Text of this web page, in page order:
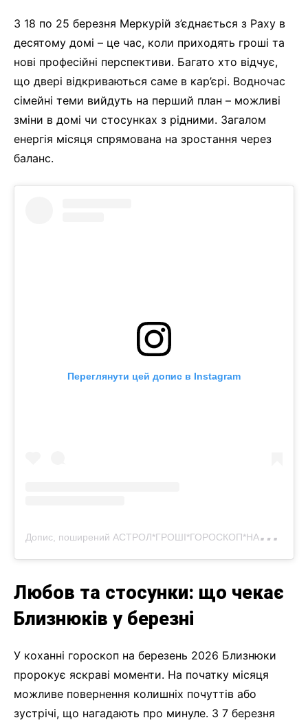
З 18 по 25 березня Меркурій з’єднається з Раху в
десятому домі – це час, коли приходять гроші та
нові професійні перспективи. Багато хто відчує,
що двері відкриваються саме в кар’єрі. Водночас
сімейні теми вийдуть на перший план – можливі
зміни в домі чи стосунках з рідними. Загалом
енергія місяця спрямована на зростання через
баланс.
Переглянути цей допис в Instagram
Д
опис, поширений АСТРОЛ*ГРОШІ*ГОРОСКОП*НАВЧАННЯ*БАЗ*КАП*ХОЛ*СИНАС*ШУЙ*ФИАЛ (@alla__astrolog)
Любов та стосунки: що чекає
Близнюків у березні
У коханні гороскоп на березень 2026 Близнюки
пророкує яскраві моменти. На початку місяця
можливе повернення колишніх почуттів або
зустрічі, що нагадають про минуле. З 7 березня